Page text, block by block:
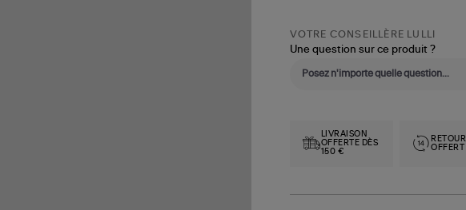
VOTRE CONSEILLÈRE LULLI
Une question sur ce produit ?
LIVRAISON
OFFERTE DÈS
150 €
RETOUR
OFFERT